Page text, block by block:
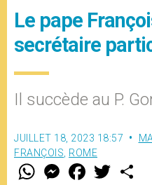
Le pape
secrétaire
Il succède au P.
JUILLET 18, 2023 18:57
FRANÇOIS ROME
W M
e
F
a w